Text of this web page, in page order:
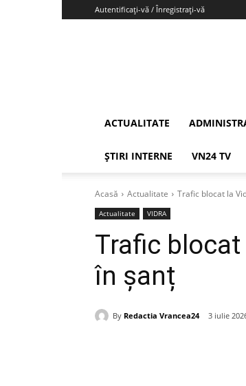
Autentificați-vă / Înregistrați-vă
ACTUALITATE
ȘTIRI INTERNE VN24 TV
Acasă Actualitate Trafic blocat la
Actualitate VIDRA
Trafic
în șanț
By Redactia Vrancea24 3 iulie